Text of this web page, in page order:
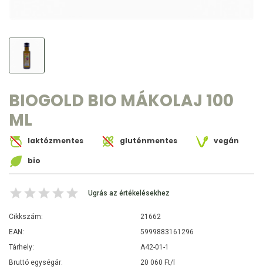
BIOGOLD BIO MÁKOLAJ 100
ML
laktózmentes gluténmentes
vegán
bio
Ugrás az értékelésekhez
Cikkszám:
21662
EAN:
5999883161296
Tárhely:
A42-01-1
Bruttó egységár:
20 060 Ft/l